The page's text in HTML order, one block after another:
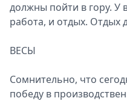
должны пойти в гору. У
работа, и отдых. Отдых
ВЕСЫ
Сомнительно, что
победу в